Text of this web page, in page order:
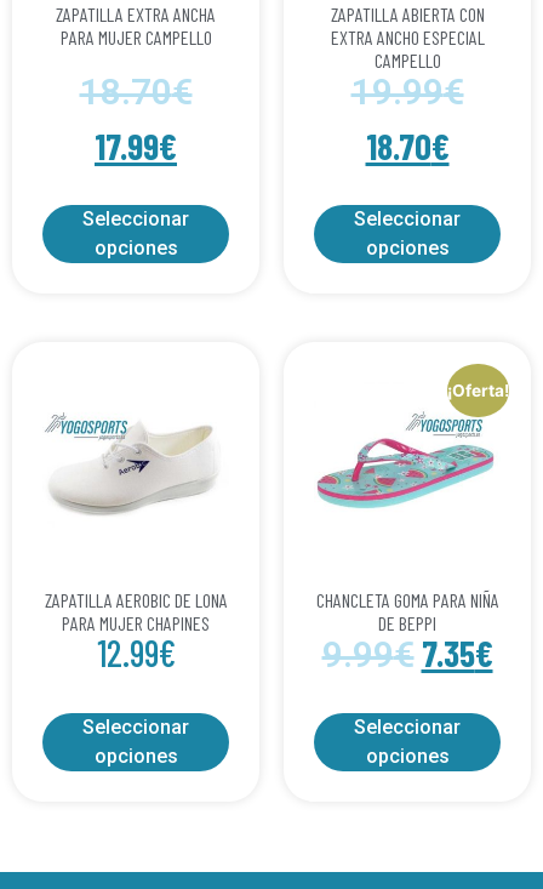
ZAPATILLA EXTRA ANCHA
PARA MUJER CAMPELLO
18.70€
17.99€
Seleccionar
opciones
ZAPATILLA ABIERTA CON
EXTRA ANCHO ESPECIAL
CAMPELLO
19.99€
18.70€
Seleccionar
opciones
ZAPATILLA AEROBIC DE LONA
PARA MUJER CHAPINES
12.99€
Seleccionar
opciones
¡Oferta!
CHANCLETA GOMA PARA NIÑA
DE BEPPI
9.99€ 7.35€
Seleccionar
opciones